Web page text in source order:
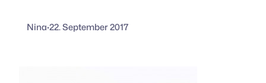
Nina·22. September 2017